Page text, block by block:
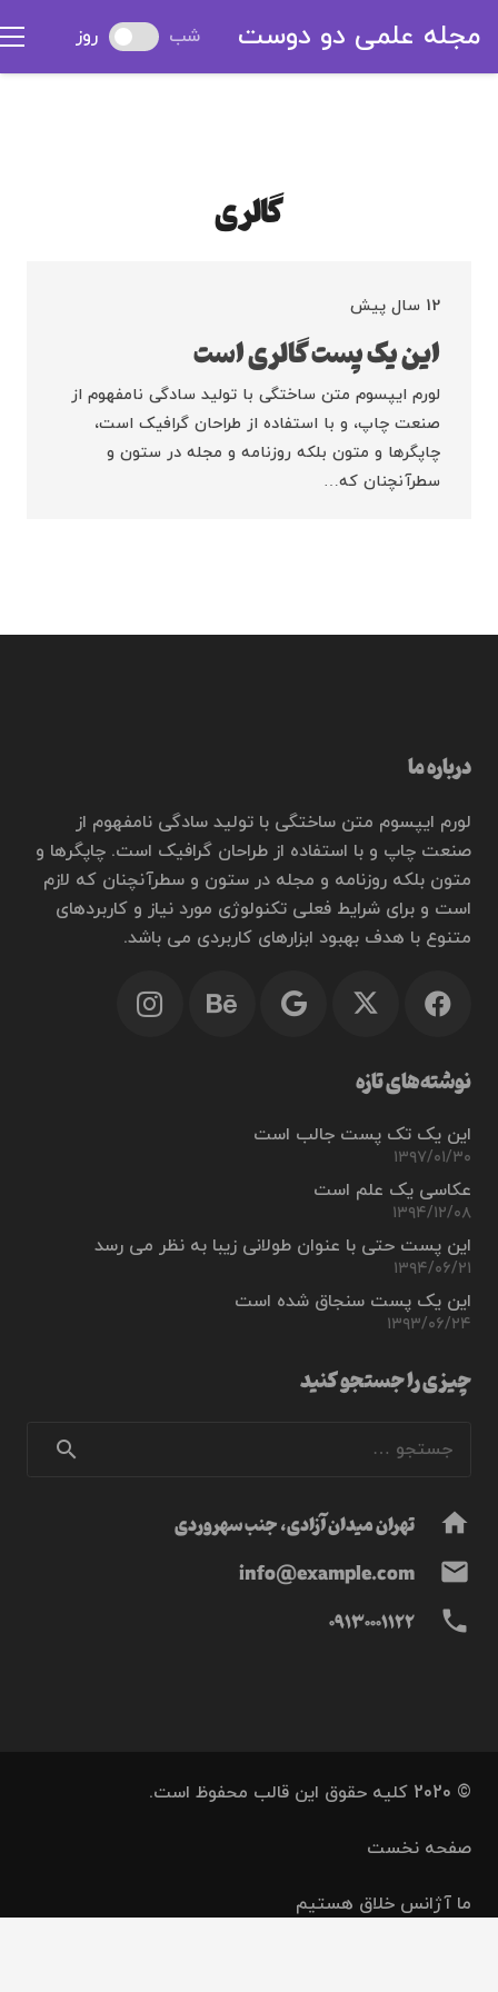
مجله علمی دو دوست روز شب
گالری
12 سال پیش
این یک پست گالری است
لورم ایپسوم متن ساختگی با تولید سادگی نامفهوم از
صنعت چاپ، و با استفاده از طراحان گرافیک است،
چاپگرها و متون بلکه روزنامه و مجله در ستون و
سطرآنچنان که…
درباره ما
لورم ایپسوم متن ساختگی با تولید سادگی نامفهوم از
صنعت چاپ و با استفاده از طراحان گرافیک است. چاپگرها و
متون بلکه روزنامه و مجله در ستون و سطرآنچنان که لازم
است و برای شرایط فعلی تکنولوژی مورد نیاز و کاربردهای
متنوع با هدف بهبود ابزارهای کاربردی می باشد.
نوشته‌های تازه
این یک تک پست جالب است
۱۳۹۷/۰۱/۳۰
عکاسی یک علم است
۱۳۹۴/۱۲/۰۸
این پست حتی با عنوان طولانی زیبا به نظر می رسد
۱۳۹۴/۰۶/۲۱
این یک پست سنجاق شده است
۱۳۹۳/۰۶/۲۴
چیزی را جستجو کنید
برای:
home تهران میدان آزادی، جنب سهروردی
mail
info@example.com
phone
09130001122
© 2020 کلیه حقوق این قالب محفوظ است.
صفحه نخست
ما آژانس خلاق هستیم